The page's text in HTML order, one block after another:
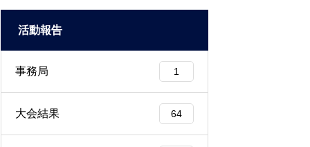
活動報告
事務局 1
大会結果 64